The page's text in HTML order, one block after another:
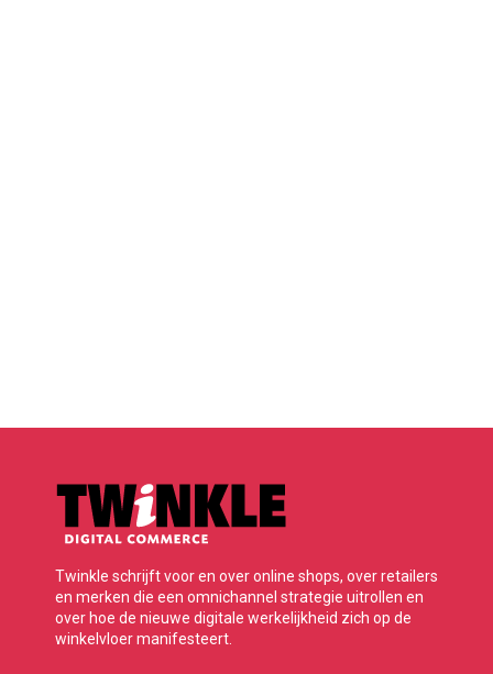
Twinkle schrijft voor en over online shops, over retailers
en merken die een omnichannel strategie uitrollen en
over hoe de nieuwe digitale werkelijkheid zich op de
winkelvloer manifesteert.